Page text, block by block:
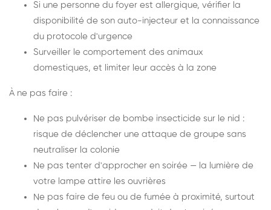
Si une personne du foyer est allergique, vérifier la
disponibilité de son auto-injecteur et la connaissance
du protocole d'urgence
Surveiller le comportement des animaux
domestiques, et limiter leur accès à la zone
À ne pas faire :
Ne pas pulvériser de bombe insecticide sur le nid :
risque de déclencher une attaque de groupe sans
neutraliser la colonie
Ne pas tenter d'approcher en soirée — la lumière de
votre lampe attire les ouvrières
Ne pas faire de feu ou de fumée à proximité, surtout